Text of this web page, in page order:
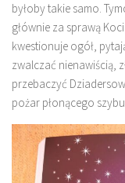
byłoby takie samo.
głównie za sprawą
kwestionuje ogół,
zwalczać nienawiścią,
przebaczyć
pożar płonącego